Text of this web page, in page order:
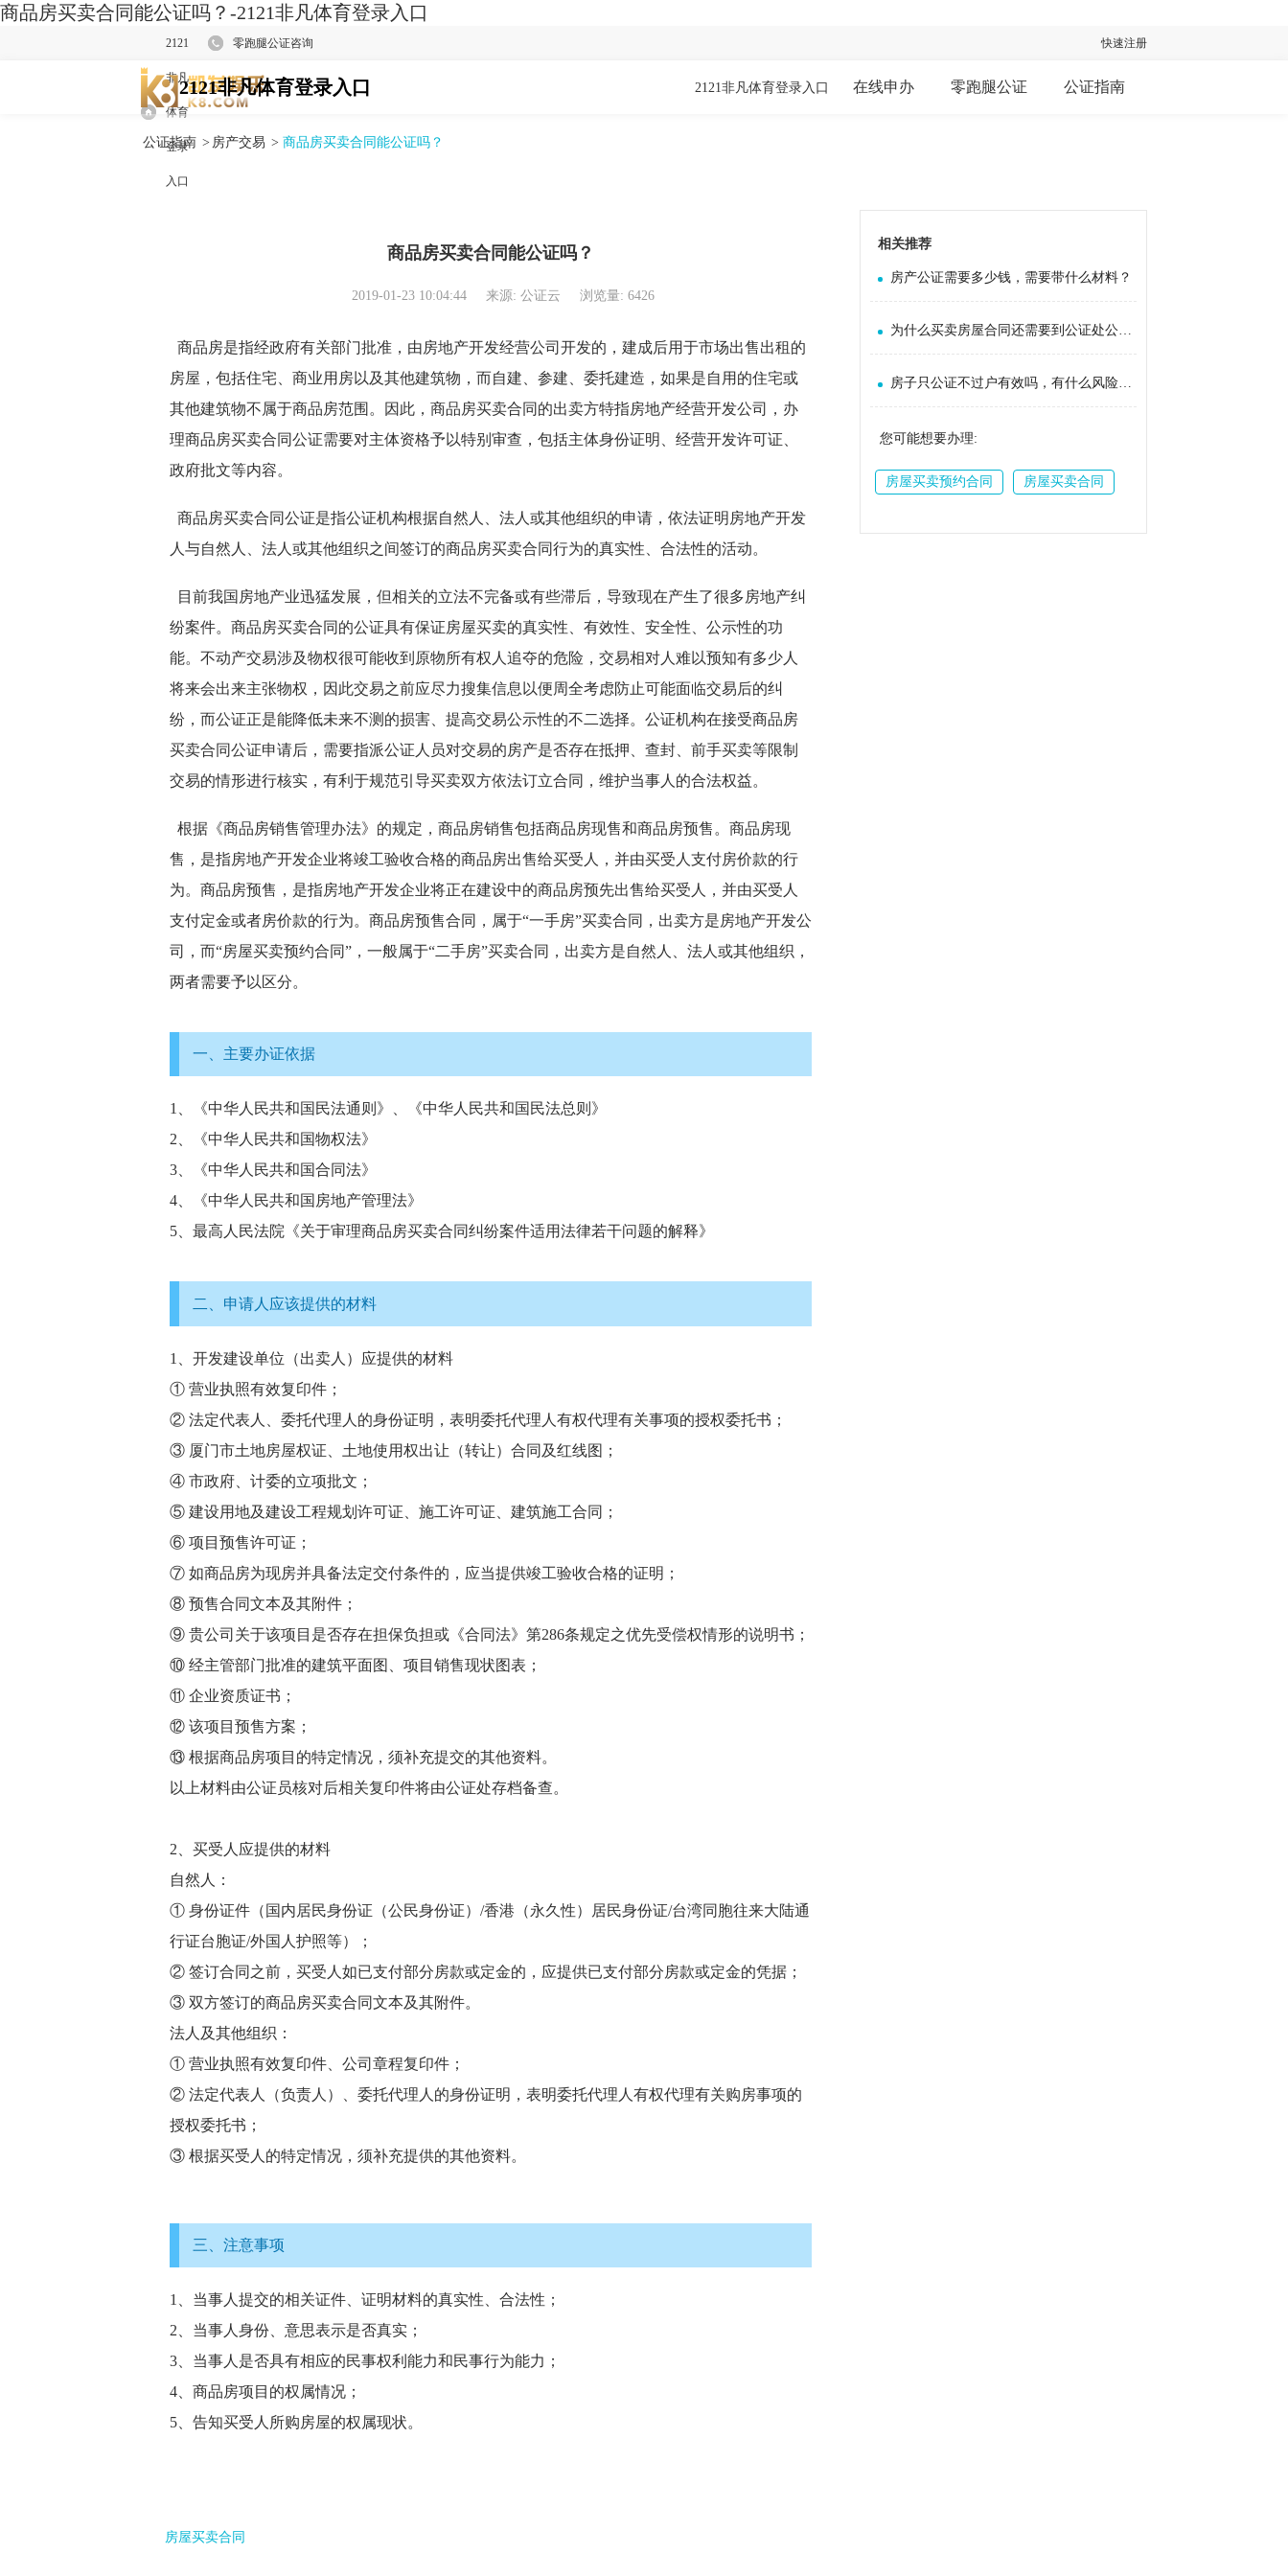
商品房买卖合同能公证吗？-2121非凡体育登录入口
2121
非凡
体育
登录
入口
零跑腿公证咨询 快速注册
2121非凡体育登录入口 2121非凡体育登录入口 在线申办 零跑腿公证 公证指南
公证指南 > 房产交易 > 商品房买卖合同能公证吗？
商品房买卖合同能公证吗？
2019-01-23 10:04:44 来源: 公证云 浏览量: 6426
商品房是指经政府有关部门批准，由房地产开发经营公司开发的，建成后用于市场出售出租的
房屋，包括住宅、商业用房以及其他建筑物，而自建、参建、委托建造，如果是自用的住宅或
其他建筑物不属于商品房范围。因此，商品房买卖合同的出卖方特指房地产经营开发公司，办
理商品房买卖合同公证需要对主体资格予以特别审查，包括主体身份证明、经营开发许可证、
政府批文等内容。
商品房买卖合同公证是指公证机构根据自然人、法人或其他组织的申请，依法证明房地产开发
人与自然人、法人或其他组织之间签订的商品房买卖合同行为的真实性、合法性的活动。
目前我国房地产业迅猛发展，但相关的立法不完备或有些滞后，导致现在产生了很多房地产纠
纷案件。商品房买卖合同的公证具有保证房屋买卖的真实性、有效性、安全性、公示性的功
能。不动产交易涉及物权很可能收到原物所有权人追夺的危险，交易相对人难以预知有多少人
将来会出来主张物权，因此交易之前应尽力搜集信息以便周全考虑防止可能面临交易后的纠
纷，而公证正是能降低未来不测的损害、提高交易公示性的不二选择。公证机构在接受商品房
买卖合同公证申请后，需要指派公证人员对交易的房产是否存在抵押、查封、前手买卖等限制
交易的情形进行核实，有利于规范引导买卖双方依法订立合同，维护当事人的合法权益。
根据《商品房销售管理办法》的规定，商品房销售包括商品房现售和商品房预售。商品房现
售，是指房地产开发企业将竣工验收合格的商品房出售给买受人，并由买受人支付房价款的行
为。商品房预售，是指房地产开发企业将正在建设中的商品房预先出售给买受人，并由买受人
支付定金或者房价款的行为。商品房预售合同，属于“一手房”买卖合同，出卖方是房地产开发公
司，而“房屋买卖预约合同”，一般属于“二手房”买卖合同，出卖方是自然人、法人或其他组织，
两者需要予以区分。
一、主要办证依据
1、《中华人民共和国民法通则》、《中华人民共和国民法总则》
2、《中华人民共和国物权法》
3、《中华人民共和国合同法》
4、《中华人民共和国房地产管理法》
5、最高人民法院《关于审理商品房买卖合同纠纷案件适用法律若干问题的解释》
二、申请人应该提供的材料
1、开发建设单位（出卖人）应提供的材料
① 营业执照有效复印件；
② 法定代表人、委托代理人的身份证明，表明委托代理人有权代理有关事项的授权委托书；
③ 厦门市土地房屋权证、土地使用权出让（转让）合同及红线图；
④ 市政府、计委的立项批文；
⑤ 建设用地及建设工程规划许可证、施工许可证、建筑施工合同；
⑥ 项目预售许可证；
⑦ 如商品房为现房并具备法定交付条件的，应当提供竣工验收合格的证明；
⑧ 预售合同文本及其附件；
⑨ 贵公司关于该项目是否存在担保负担或《合同法》第286条规定之优先受偿权情形的说明书；
⑩ 经主管部门批准的建筑平面图、项目销售现状图表；
⑪ 企业资质证书；
⑫ 该项目预售方案；
⑬ 根据商品房项目的特定情况，须补充提交的其他资料。
以上材料由公证员核对后相关复印件将由公证处存档备查。
2、买受人应提供的材料
自然人：
① 身份证件（国内居民身份证（公民身份证）/香港（永久性）居民身份证/台湾同胞往来大陆通
行证台胞证/外国人护照等）；
② 签订合同之前，买受人如已支付部分房款或定金的，应提供已支付部分房款或定金的凭据；
③ 双方签订的商品房买卖合同文本及其附件。
法人及其他组织：
① 营业执照有效复印件、公司章程复印件；
② 法定代表人（负责人）、委托代理人的身份证明，表明委托代理人有权代理有关购房事项的
授权委托书；
③ 根据买受人的特定情况，须补充提供的其他资料。
三、注意事项
1、当事人提交的相关证件、证明材料的真实性、合法性；
2、当事人身份、意思表示是否真实；
3、当事人是否具有相应的民事权利能力和民事行为能力；
4、商品房项目的权属情况；
5、告知买受人所购房屋的权属现状。
房屋买卖合同
相关推荐
房产公证需要多少钱，需要带什么材料？
为什么买卖房屋合同还需要到公证处公证？
房子只公证不过户有效吗，有什么风险吗？
您可能想要办理:
房屋买卖预约合同 房屋买卖合同